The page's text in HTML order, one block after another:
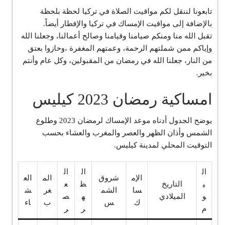
تابعونا لننقل لكم مواقيت الصلاة في تركيا لحظة بلحظة
بالإضافة إلى مواقيت الإمساك في تركيا والإفطار أيضاً.
تقبل الله منا ومنكم صيامنا وقيامنا وصالح أعمالنا، وجعلنا الله
وإياكم ممن شملتهم الرحمة، وعمتهم المغفرة ،وحازوا بعتق
من النار، جعلنا الله في رمضان من المقبولين، وكل عام وأنتم
بخير.
امساكية رمضان 2023 كيليس
يوضح الجدول أدناه موعد الإمساك لرمضان 2023 وطلوع
الشمس وأذان الظهر والعصر والمغرب والعشاء بحسب
التوقيت المحلي لمدينة كيليس.
ال
ي
و
م
التاريخ
الميلادي
الإم
سا
ك
شروق
الشم
س
ال
ظ
ه
ر
ال
ع
ص
ر
الم
غر
ب
الع
ش
اء